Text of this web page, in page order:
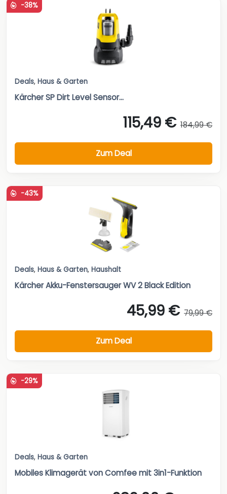
-38%
Deals, Haus & Garten
Kärcher SP Dirt Level Sensor...
115,49 € 184,99 €
Zum Deal
-43%
Deals, Haus & Garten, Haushalt
Kärcher Akku-Fenstersauger WV 2 Black Edition
45,99 € 79,99 €
Zum Deal
-29%
Deals, Haus & Garten
Mobiles Klimagerät von Comfee mit 3in1-Funktion